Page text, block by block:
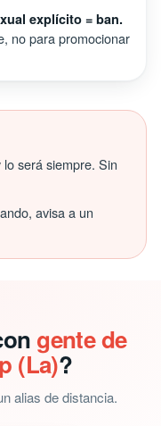
explícito = ban.
no para promocionar
será siempre. Sin
avisa a un
gente de
(La)?
alias de distancia.